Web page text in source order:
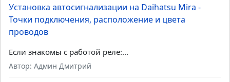
Установка автосигнализации на Daihatsu Mira -
Точки подключения, расположение и цвета
проводов
Если знакомы с работой реле:...
Автор: Админ Дмитрий